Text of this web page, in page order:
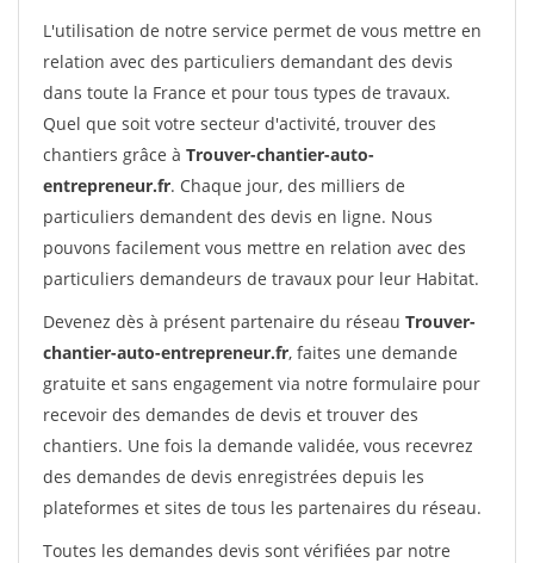
L'utilisation de notre service permet de vous mettre en
relation avec des particuliers demandant des devis
dans toute la France et pour tous types de travaux.
Quel que soit votre secteur d'activité, trouver des
chantiers grâce à Trouver-chantier-auto-
entrepreneur.fr. Chaque jour, des milliers de
particuliers demandent des devis en ligne. Nous
pouvons facilement vous mettre en relation avec des
particuliers demandeurs de travaux pour leur Habitat.
Devenez dès à présent partenaire du réseau Trouver-
chantier-auto-entrepreneur.fr, faites une demande
gratuite et sans engagement via notre formulaire pour
recevoir des demandes de devis et trouver des
chantiers. Une fois la demande validée, vous recevrez
des demandes de devis enregistrées depuis les
plateformes et sites de tous les partenaires du réseau.
Toutes les demandes devis sont vérifiées par notre